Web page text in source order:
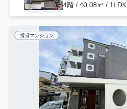
4階 / 40.08㎡ / 1LDK
賃貸マンション